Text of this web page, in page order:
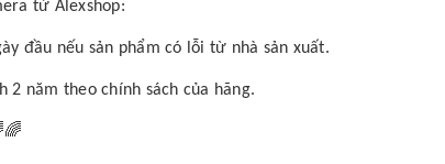
từ Alexshop:
đầu nếu sản phẩm có lỗi từ nhà sản xuất.
2 năm theo chính sách của hãng.